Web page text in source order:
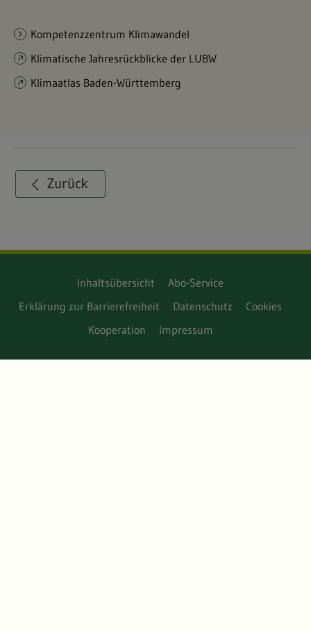
Kompetenzzentrum Klimawandel
Klimatische Jahresrückblicke der LUBW
Klimaatlas Baden-Württemberg
Inhaltsübersicht
Abo-Service
Erklärung zur Barrierefreiheit
Datenschutz
Cookies
Kooperation
Impressum